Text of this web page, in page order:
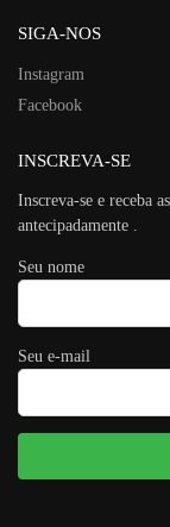
SIGA-NOS
Instagram
Facebook
INSCREVA-SE
Inscreva-se e receba
antecipadamente .
Seu nome
Seu e-mail